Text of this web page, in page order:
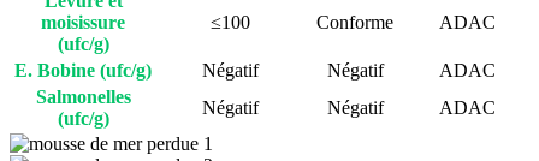
moisissure
(ufc/g)
≤100 Conforme ADAC
E. Bobine (ufc/g) Négatif Négatif
ADAC
Salmonelles
(ufc/g)
Négatif Négatif ADAC